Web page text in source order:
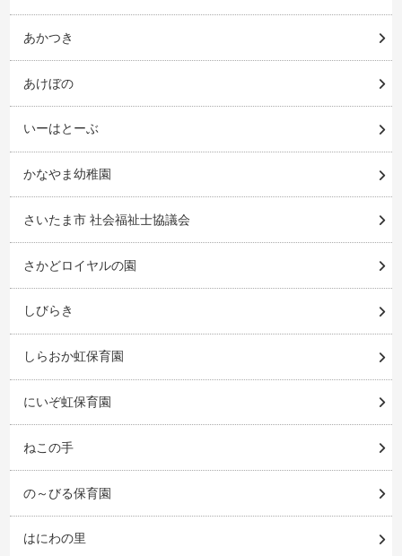
あかつき
あけぼの
いーはとーぶ
かなやま幼稚園
さいたま市 社会福祉士協議会
さかどロイヤルの園
しびらき
しらおか虹保育園
にいぞ虹保育園
ねこの手
の～びる保育園
はにわの里